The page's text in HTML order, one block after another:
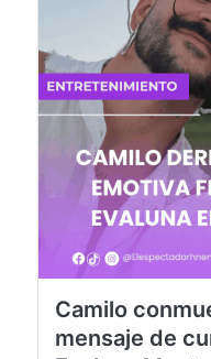
Camilo